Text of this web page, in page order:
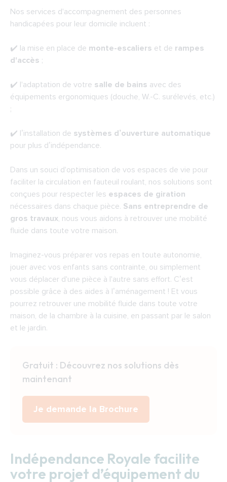
Nos services d'accompagnement des personnes
handicapées pour leur domicile incluent :
✔️ la mise en place de monte-escaliers et de rampes
d'accès ;
✔️ l'adaptation de votre salle de bains avec des
équipements ergonomiques (douche, W.-C. surélevés, etc.)
;
✔️ l’installation de systèmes d’ouverture automatique
pour plus d’indépendance.
Dans un souci d'optimisation de vos espaces de vie pour
faciliter la circulation en fauteuil roulant, nos solutions sont
conçues pour respecter les espaces de giration
nécessaires dans chaque pièce. Sans entreprendre de
gros travaux, nous vous aidons à retrouver une mobilité
fluide dans toute votre maison.
Imaginez-vous préparer vos repas en toute autonomie,
jouer avec vos enfants sans contrainte, ou simplement
vous déplacer d'une pièce à l'autre sans effort. C’est
possible grâce à des aides à l’aménagement ! Et vous
pourrez retrouver une mobilité fluide dans toute votre
maison, de la chambre à la cuisine, en passant par le salon
et le jardin.
Gratuit : Découvrez nos solutions dès
maintenant
Je demande la Brochure
Indépendance Royale facilite
votre projet d’équipement du